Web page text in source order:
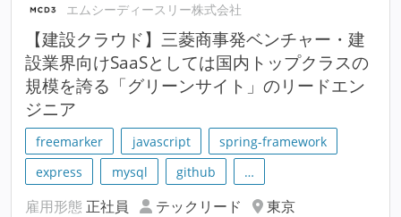
エムシーディースリー株式会社
【建設クラウド】三菱商事発ベンチャー・建
設業界向けSaaSとしては国内トップクラスの
規模を誇る「グリーンサイト」のリードエン
ジニア
freemarker javascript
spring-framework
express
mysql github …
雇用形態 正社員 テックリード
東京